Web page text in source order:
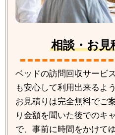
相談・お見
ベッドの訪問回収サービ
も安心して利用出来るよ
お見積りは完全無料でご
り金額を聞いた後でのキ
で、事前に時間をかけて